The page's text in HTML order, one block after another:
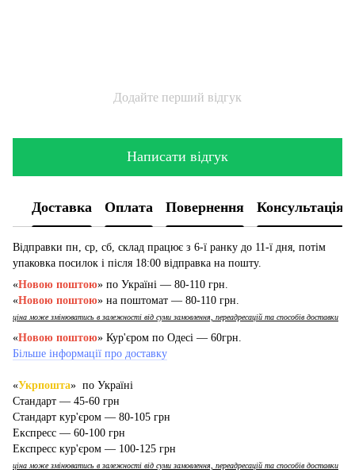
Додайте перший відгук
Написати відгук
Доставка Оплата Повернення Консультація
Відправки пн, ср, сб, склад працює з 6-ї ранку до 11-ї дня, потім
упаковка посилок і після 18:00 відправка на пошту.
«Новою поштою» по Україні — 80-110 грн.
«Новою поштою» на поштомат — 80-110 грн.
ціна може змінюватись в залежності від суми замовлення, переадресацій та способів доставки
«Новою поштою» Кур'єром по Одесі — 60грн.
Більше інформації про доставку
«Укрпошта» по Україні
Стандарт — 45-60 грн
Стандарт кур'єром — 80-105 грн
Експресс — 60-100 грн
Експресс кур'єром — 100-125 грн
ціна може змінюватись в залежності від суми замовлення, переадресацій та способів доставки